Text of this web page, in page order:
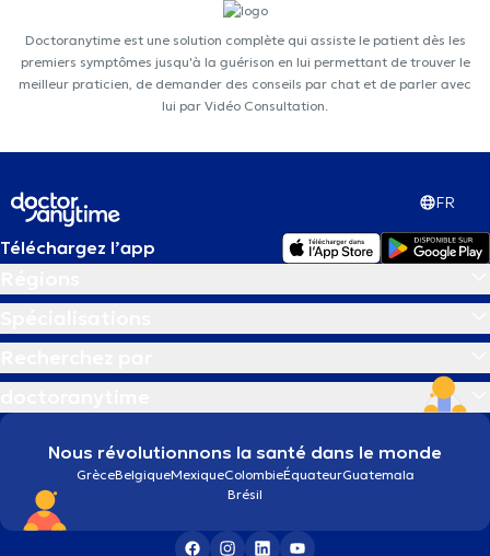
Doctoranytime est une solution complète qui assiste le patient dès les
premiers symptômes jusqu'à la guérison en lui permettant de trouver le
meilleur praticien, de demander des conseils par chat et de parler avec
lui par Vidéo Consultation.
FR
Téléchargez l’app
Nous révolutionnons la santé dans le monde
GrèceBelgiqueMexiqueColombieÉquateurGuatemala
Brésil